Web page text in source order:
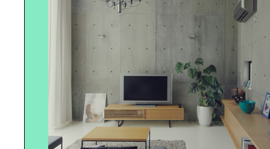
住む人の想像力を刺激する｜ 「間取
りのない家」へようこそ
職人技をリビルドして京都は｜デザ
インの最先端になっています